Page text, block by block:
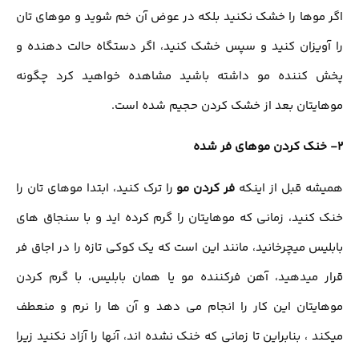
اگر موها را خشک نکنید بلکه در عوض آن خم شوید و موهای تان
را آویزان کنید و سپس خشک کنید، اگر دستگاه حالت دهنده و
پخش کننده مو داشته باشید مشاهده خواهید کرد چگونه
موهایتان بعد از خشک کردن حجیم شده است.
2- خنک کردن موهای فر شده
همیشه قبل از اینکه فر کردن مو را ترک کنید، ابتدا موهای تان را
خنک کنید، زمانی که موهایتان را گرم کرده اید و با سنجاق های
بابلیس میچرخانید، مانند این است که یک کوکی تازه را در اجاق فر
قرار میدهید، آهن فرکننده مو یا همان بابلیس، با گرم کردن
موهایتان این کار را انجام می دهد و آن ها را نرم و منعطف
میکند ، بنابراین تا زمانی که خنک نشده اند، آنها را آزاد نکنید زیرا